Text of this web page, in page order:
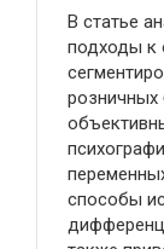
В статье
подходы к
розничных
способы